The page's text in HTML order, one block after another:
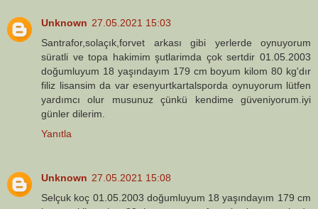
Unknown 27.05.2021 15:03
Santrafor,solaçık,forvet arkası gibi yerlerde oynuyorum
süratli ve topa hakimim şutlarimda çok sertdir 01.05.2003
doğumluyum 18 yaşındayım 179 cm boyum kilom 80 kg'dır
filiz lisansim da var esenyurtkartalsporda oynuyorum lütfen
yardımcı olur musunuz çünkü kendime güveniyorum.iyi
günler dilerim.
Yanıtla
Unknown 27.05.2021 15:08
Selçuk koç 01.05.2003 doğumluyum 18 yaşındayım 179 cm